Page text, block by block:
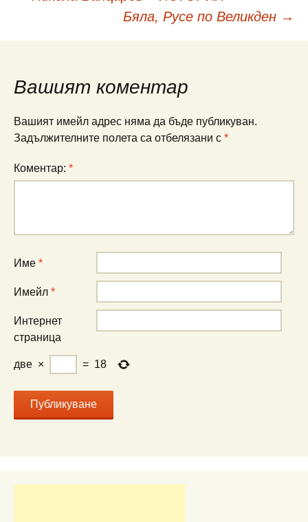
в
публикациите
Бяла, Русе по Великден →
Вашият коментар
Вашият имейл адрес няма да бъде публикуван.
Задължителните полета са отбелязани с *
Коментар: *
Име *
Имейл *
Интернет
страница
две × = 18